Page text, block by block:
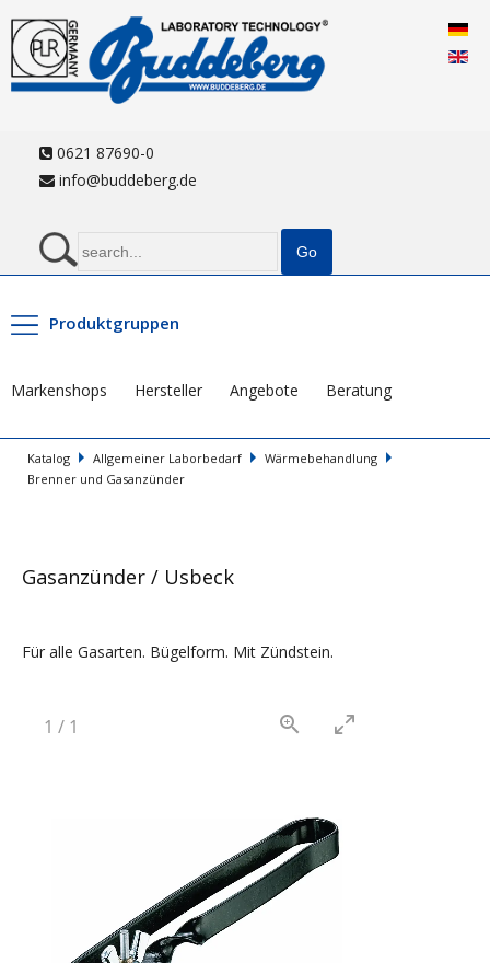
0621 87690-0
info@buddeberg.de
Produktgruppen
Markenshops Hersteller Angebote Beratung
Katalog Allgemeiner Laborbedarf
Wärmebehandlung
Brenner und Gasanzünder
Gasanzünder / Usbeck
Für alle Gasarten. Bügelform. Mit Zündstein.
1 / 1